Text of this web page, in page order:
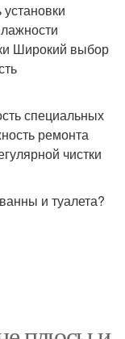
Широкий выбор
специальных
ремонта
чистки
и туалета?